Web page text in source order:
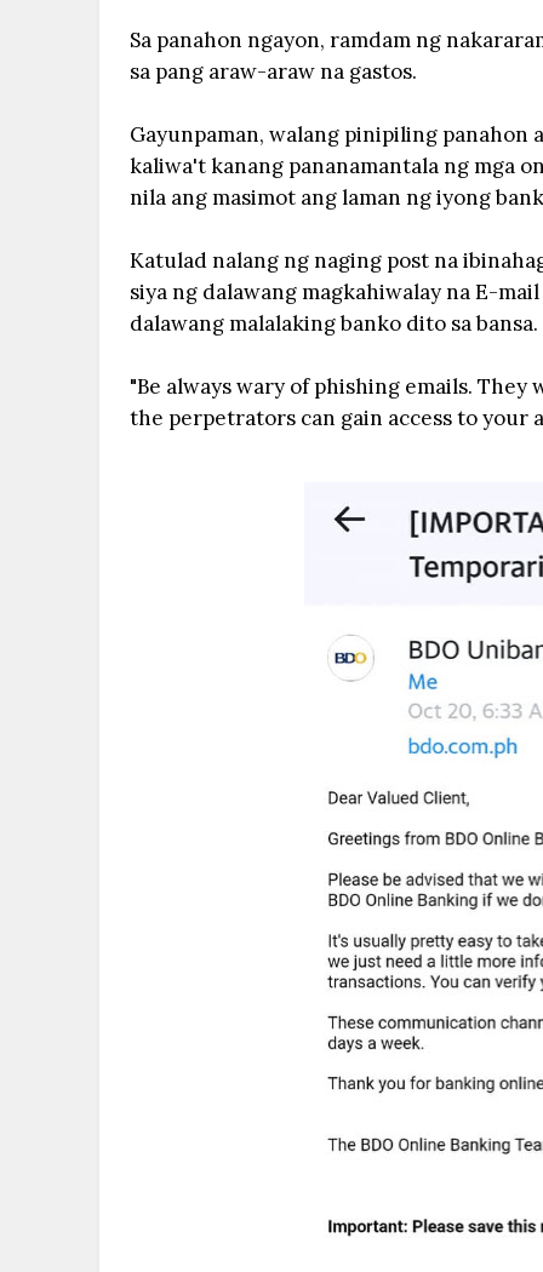
Sa panahon ngayon, ramdam ng
sa pang araw-araw na gastos.
Gayunpaman, walang pinipiling panahon
kaliwa't kanang pananamantala ng mga
nila ang masimot ang laman ng iyong
Katulad nalang ng naging post na
siya ng dalawang magkahiwalay na E-
dalawang malalaking banko dito sa bansa.
"Be always wary of phishing emails.
the perpetrators can gain access to your